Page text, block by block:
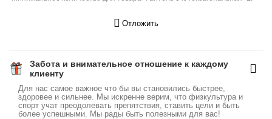
Отложить
Забота и внимательное отношение к каждому
клиенту
Для нас самое важное что бы вы становились быстрее,
здоровее и сильнее. Мы искренне верим, что физкультура и
спорт учат преодолевать препятствия, ставить цели и быть
более успешными. Мы рады быть полезными для вас!